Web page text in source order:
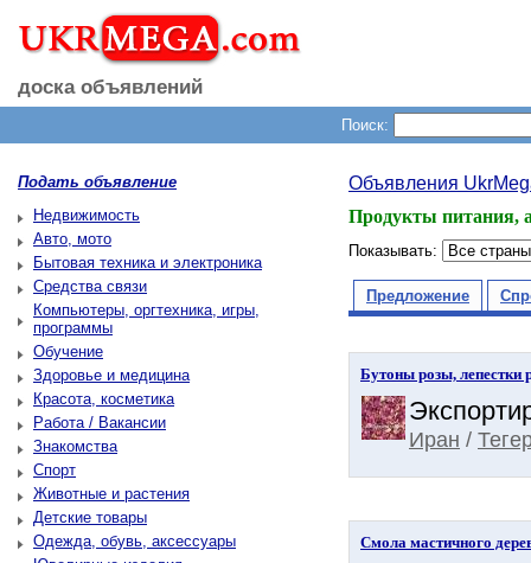
доска объявлений
Поиск:
Подать объявление
Недвижимость
Авто, мото
Бытовая техника и электроника
Средства связи
Компьютеры, оргтехника, игры,
программы
Обучение
Здоровье и медицина
Красота, косметика
Работа / Вакансии
Знакомства
Спорт
Животные и растения
Детские товары
Одежда, обувь, аксессуары
Объявления
Продукты питания,
Показывать:
Предложение
Бутоны розы, лепестки
Иран /
Смола мастичного